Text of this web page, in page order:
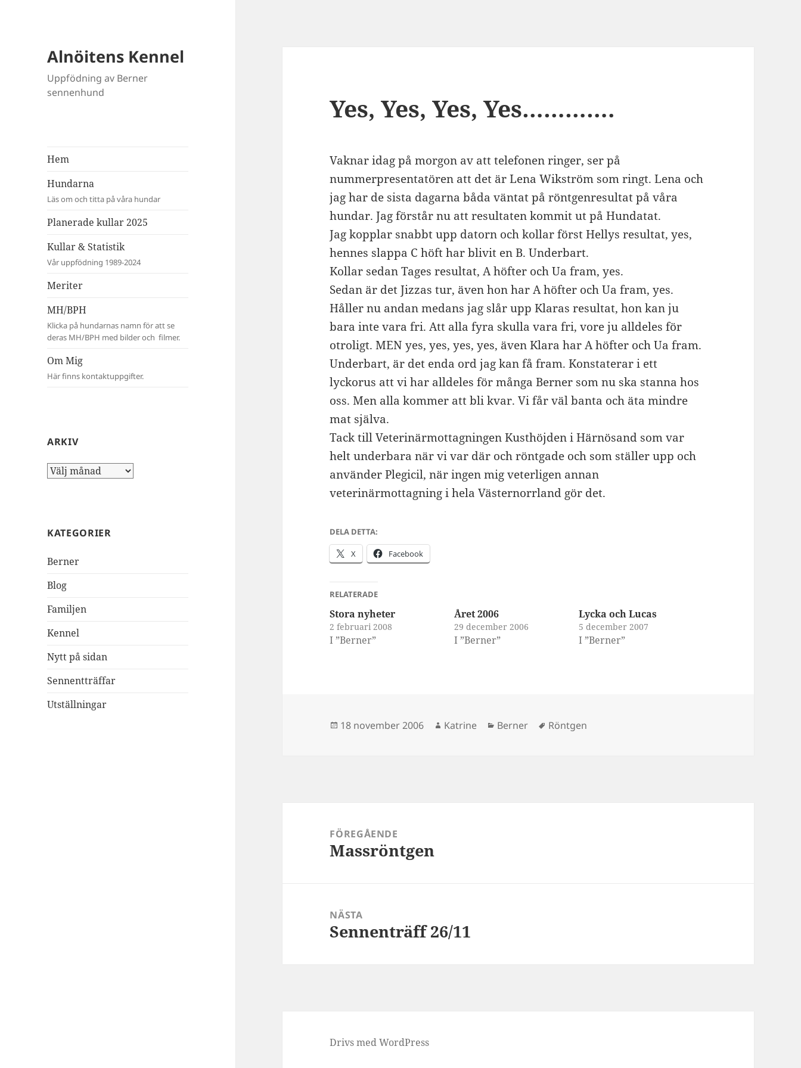
Alnöitens Kennel
Uppfödning av Berner
sennenhund
Hem
Hundarna
Läs om och titta på våra hundar
Planerade kullar 2025
Kullar & Statistik
Vår uppfödning 1989-2024
Meriter
MH/BPH
Klicka på hundarnas namn för att se
deras MH/BPH med bilder och filmer.
Om Mig
Här finns kontaktuppgifter.
ARKIV
Arkiv
KATEGORIER
Berner
Blog
Familjen
Kennel
Nytt på sidan
Sennentträffar
Utställningar
Yes, Yes, Yes, Yes………….
Vaknar idag på morgon av att telefonen ringer, ser på
nummerpresentatören att det är Lena Wikström som ringt. Lena och
jag har de sista dagarna båda väntat på röntgenresultat på våra
hundar. Jag förstår nu att resultaten kommit ut på Hundatat.
Jag kopplar snabbt upp datorn och kollar först Hellys resultat, yes,
hennes slappa C höft har blivit en B. Underbart.
Kollar sedan Tages resultat, A höfter och Ua fram, yes.
Sedan är det Jizzas tur, även hon har A höfter och Ua fram, yes.
Håller nu andan medans jag slår upp Klaras resultat, hon kan ju
bara inte vara fri. Att alla fyra skulla vara fri, vore ju alldeles för
otroligt. MEN yes, yes, yes, yes, även Klara har A höfter och Ua fram.
Underbart, är det enda ord jag kan få fram. Konstaterar i ett
lyckorus att vi har alldeles för många Berner som nu ska stanna hos
oss. Men alla kommer att bli kvar. Vi får väl banta och äta mindre
mat själva.
Tack till Veterinärmottagningen Kusthöjden i Härnösand som var
helt underbara när vi var där och röntgade och som ställer upp och
använder Plegicil, när ingen mig veterligen annan
veterinärmottagning i hela Västernorrland gör det.
DELA DETTA:
X Facebook
RELATERADE
Stora nyheter
2 februari 2008
I ”Berner”
Året 2006
29 december 2006
I ”Berner”
Lycka och Lucas
5 december 2007
I ”Berner”
Postat
18 november 2006 Författare
Katrine Kategorier
Berner Taggar
Röntgen
FÖREGÅENDE
Föregående
Massröntgen
NÄSTA
Nästa
Sennenträff 26/11
Drivs med WordPress